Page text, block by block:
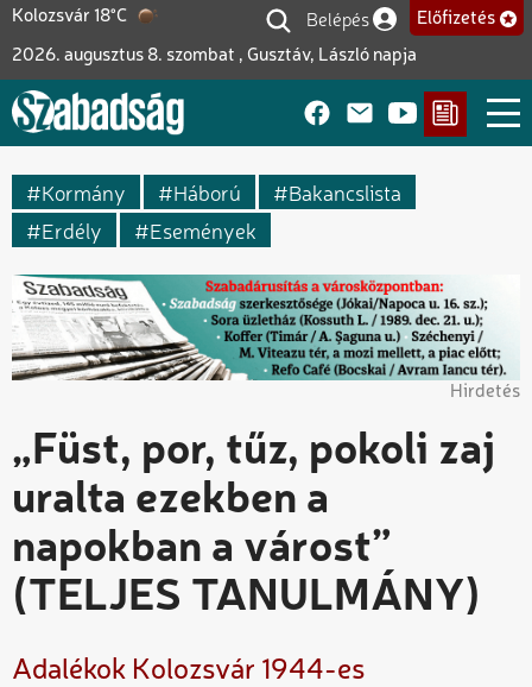
Ugrás
tartalomra
Kolozsvár 18°C
2026. augusztus 8. szombat , Gusztáv, László napja
Felhasználói fiók
Belépés Előfizetés
Kormány Háború
Bakancslista
Erdély
Események
Hirdetés
„Füst, por, tűz, pokoli zaj
uralta ezekben a
napokban a várost”
(TELJES TANULMÁNY)
Adalékok Kolozsvár 1944-es